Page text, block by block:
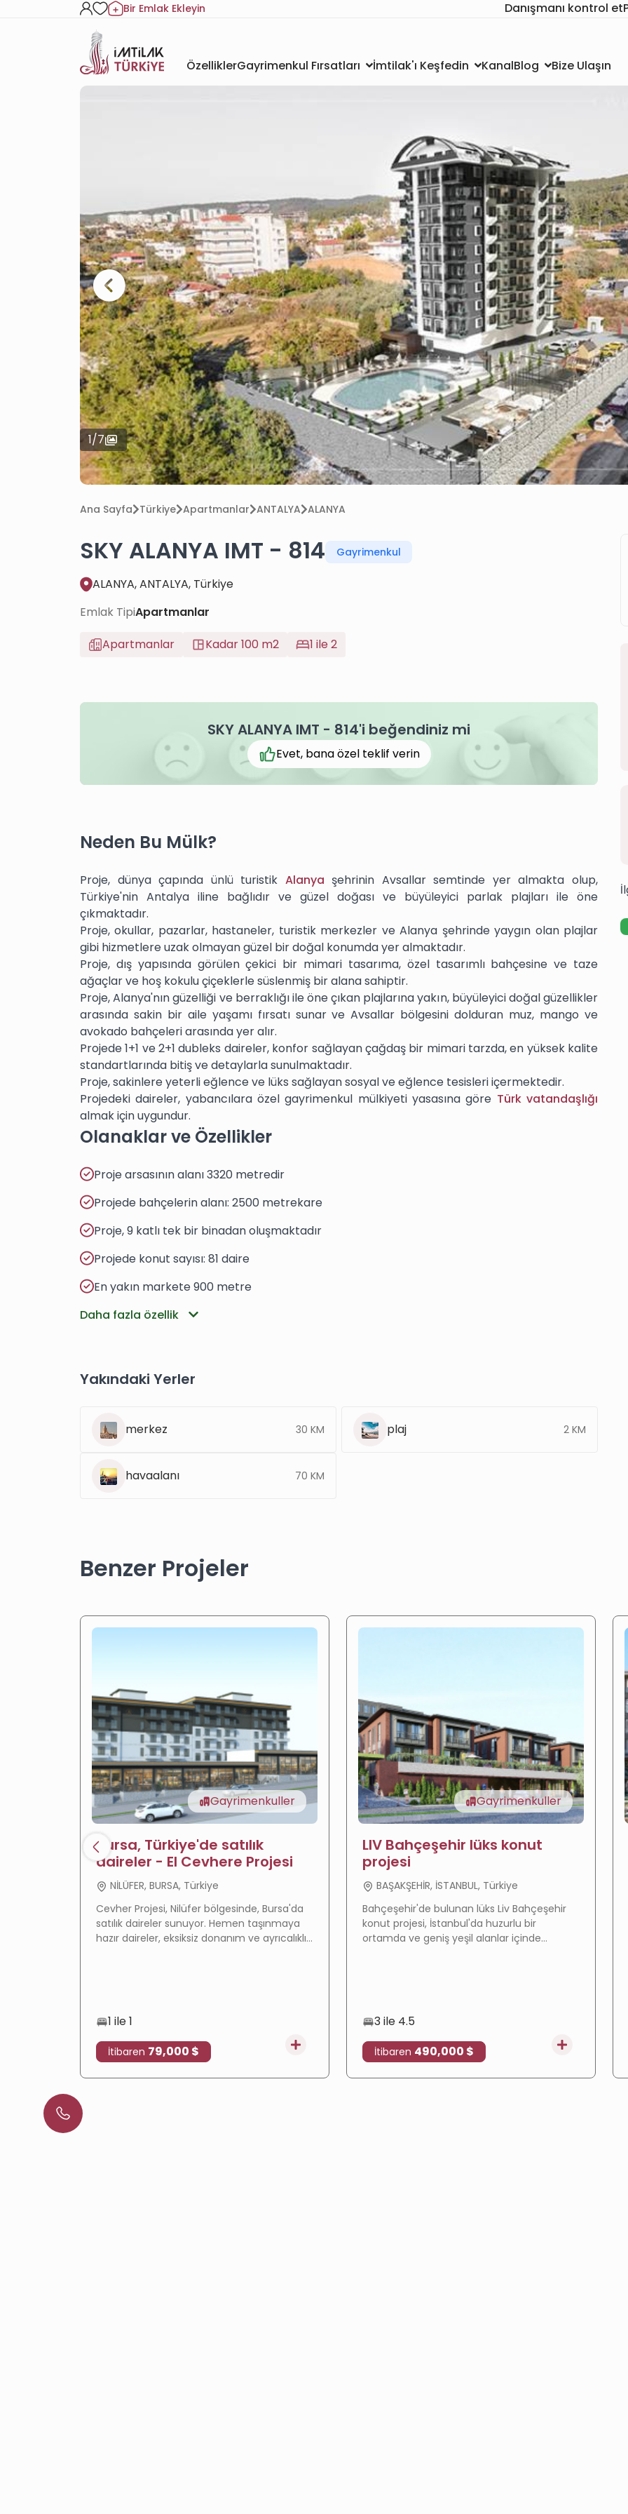
Bir Emlak Ekleyin Danışmanı kontrol et
ÖzelliklerGayrimenkul Fırsatları İmtilak'ı Keşfedin KanalBlog Bize Ulaşın
1/7
Ana Sayfa Türkiye Apartmanlar ANTALYA ALANYA
SKY ALANYA IMT - 814 Gayrimenkul
ALANYA, ANTALYA, Türkiye
Emlak TipiApartmanlar
Apartmanlar
Kadar 100 m2 1 ile 2
SKY ALANYA IMT - 814'i beğendiniz mi
Evet, bana özel teklif verin
Neden Bu Mülk?
Proje, dünya çapında ünlü turistik Alanya şehrinin Avsallar semtinde yer almakta olup,
Türkiye'nin Antalya iline bağlıdır ve güzel doğası ve büyüleyici parlak plajları ile öne
çıkmaktadır.
Proje, okullar, pazarlar, hastaneler, turistik merkezler ve Alanya şehrinde yaygın olan plajlar
gibi hizmetlere uzak olmayan güzel bir doğal konumda yer almaktadır.
Proje, dış yapısında görülen çekici bir mimari tasarıma, özel tasarımlı bahçesine ve taze
ağaçlar ve hoş kokulu çiçeklerle süslenmiş bir alana sahiptir.
Proje, Alanya'nın güzelliği ve berraklığı ile öne çıkan plajlarına yakın, büyüleyici doğal güzellikler
arasında sakin bir aile yaşamı fırsatı sunar ve Avsallar bölgesini dolduran muz, mango ve
avokado bahçeleri arasında yer alır.
Projede 1+1 ve 2+1 dubleks daireler, konfor sağlayan çağdaş bir mimari tarzda, en yüksek kalite
standartlarında bitiş ve detaylarla sunulmaktadır.
Proje, sakinlere yeterli eğlence ve lüks sağlayan sosyal ve eğlence tesisleri içermektedir.
Projedeki daireler, yabancılara özel gayrimenkul mülkiyeti yasasına göre Türk vatandaşlığı
almak için uygundur.
Olanaklar ve Özellikler
Proje arsasının alanı 3320 metredir
Projede bahçelerin alanı: 2500 metrekare
Proje, 9 katlı tek bir binadan oluşmaktadır
Projede konut sayısı: 81 daire
En yakın markete 900 metre
Daha fazla özellik
Yakındaki Yerler
merkez 30 KM plaj 2 KM
havaalanı 70 KM
Benzer Projeler
Gayrimenkuller
Bursa, Türkiye'de satılık
daireler - El Cevhere Projesi
NİLÜFER, BURSA, Türkiye
Cevher Projesi, Nilüfer bölgesinde, Bursa'da
satılık daireler sunuyor. Hemen taşınmaya
hazır daireler, eksiksiz donanım ve ayrıcalıklı
1 ile 1
İtibaren 79,000 $
Gayrimenkuller
LIV Bahçeşehir lüks konut
projesi
BAŞAKŞEHİR, İSTANBUL, Türkiye
Bahçeşehir'de bulunan lüks Liv Bahçeşehir
konut projesi, İstanbul'da huzurlu bir
ortamda ve geniş yeşil alanlar içinde
3 ile 4.5
İtibaren 490,000 $